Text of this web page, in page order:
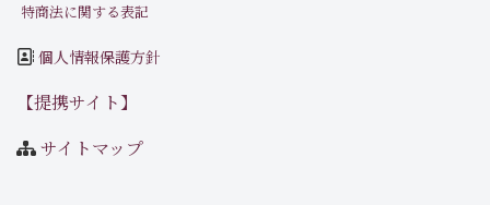
特商法に関する表記
個人情報保護方針
【提携サイト】
サイトマップ